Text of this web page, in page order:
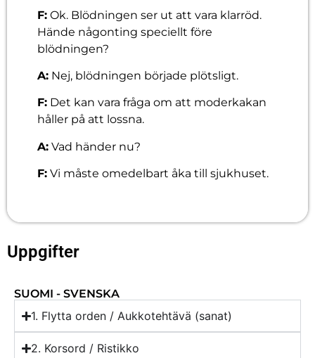
F: Ok. Blödningen ser ut att vara klarröd.
Hände någonting speciellt före
blödningen?
A: Nej, blödningen började plötsligt.
F: Det kan vara fråga om att moderkakan
håller på att lossna.
A: Vad händer nu?
F: Vi måste omedelbart åka till sjukhuset.
Uppgifter
SUOMI - SVENSKA
1. Flytta orden / Aukkotehtävä (sanat)
2. Korsord / Ristikko